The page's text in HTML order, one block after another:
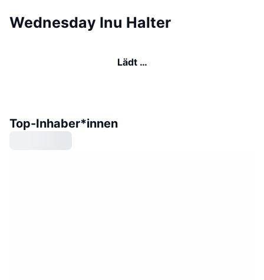
Wednesday Inu Halter
Lädt …
Top-Inhaber*innen